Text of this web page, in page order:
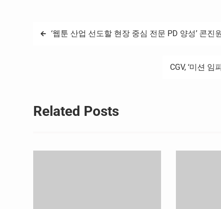
글 ‘웹툰 산업 선도할 현장 중심 전문 PD 양성’ 콘진
CGV, ‘미션
Related Posts